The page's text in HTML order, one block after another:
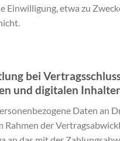
Einwilligung, etwa zu
bei
und digitalen
Daten an
Rahmen der